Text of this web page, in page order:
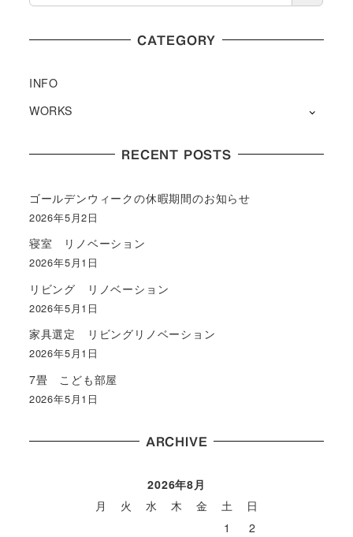
CATEGORY
INFO
WORKS
RECENT POSTS
ゴールデンウィークの休暇期間のお知らせ
2026年5月2日
寝室 リノベーション
2026年5月1日
リビング リノベーション
2026年5月1日
家具選定 リビングリノベーション
2026年5月1日
7畳 こども部屋
2026年5月1日
ARCHIVE
2026年8月
月
火 水 木 金 土
日
1
2